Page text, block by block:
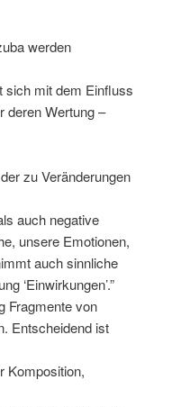
werden
sich mit dem Einfluss
deren Wertung –
zu Veränderungen
auch negative
unsere Emotionen,
auch sinnliche
‘Einwirkungen’.”
Fragmente von
Entscheidend ist
Komposition,